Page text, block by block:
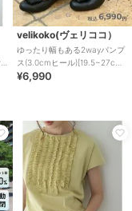
velikoko(ヴェリココ）
ゆったり幅もある2wayパンプ
ス(3.0cmヒール)[19.5~27cm]
ラクチンきれいシューズ
¥6,990